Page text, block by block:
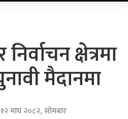
क्षेत्रमा
मैदानमा
१२ माघ २०८२, सोमबार